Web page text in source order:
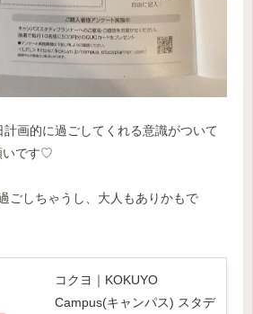
画的に過ごしてくれる意識がついて
いです♡
ごしちゃうし、大人もありかもで
コクヨ｜KOKUYO
Campus(キャンパス) スタデ